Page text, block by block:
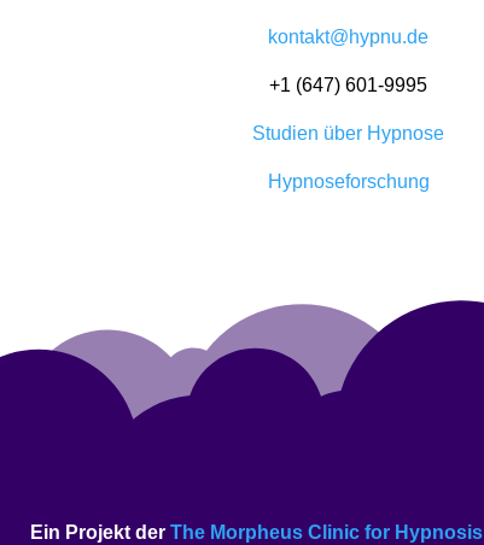
kontakt@hypnu.de
+1 (647) 601-9995
Studien über Hypnose
Hypnoseforschung
Ein Projekt der The Morpheus Clinic for Hypnosis